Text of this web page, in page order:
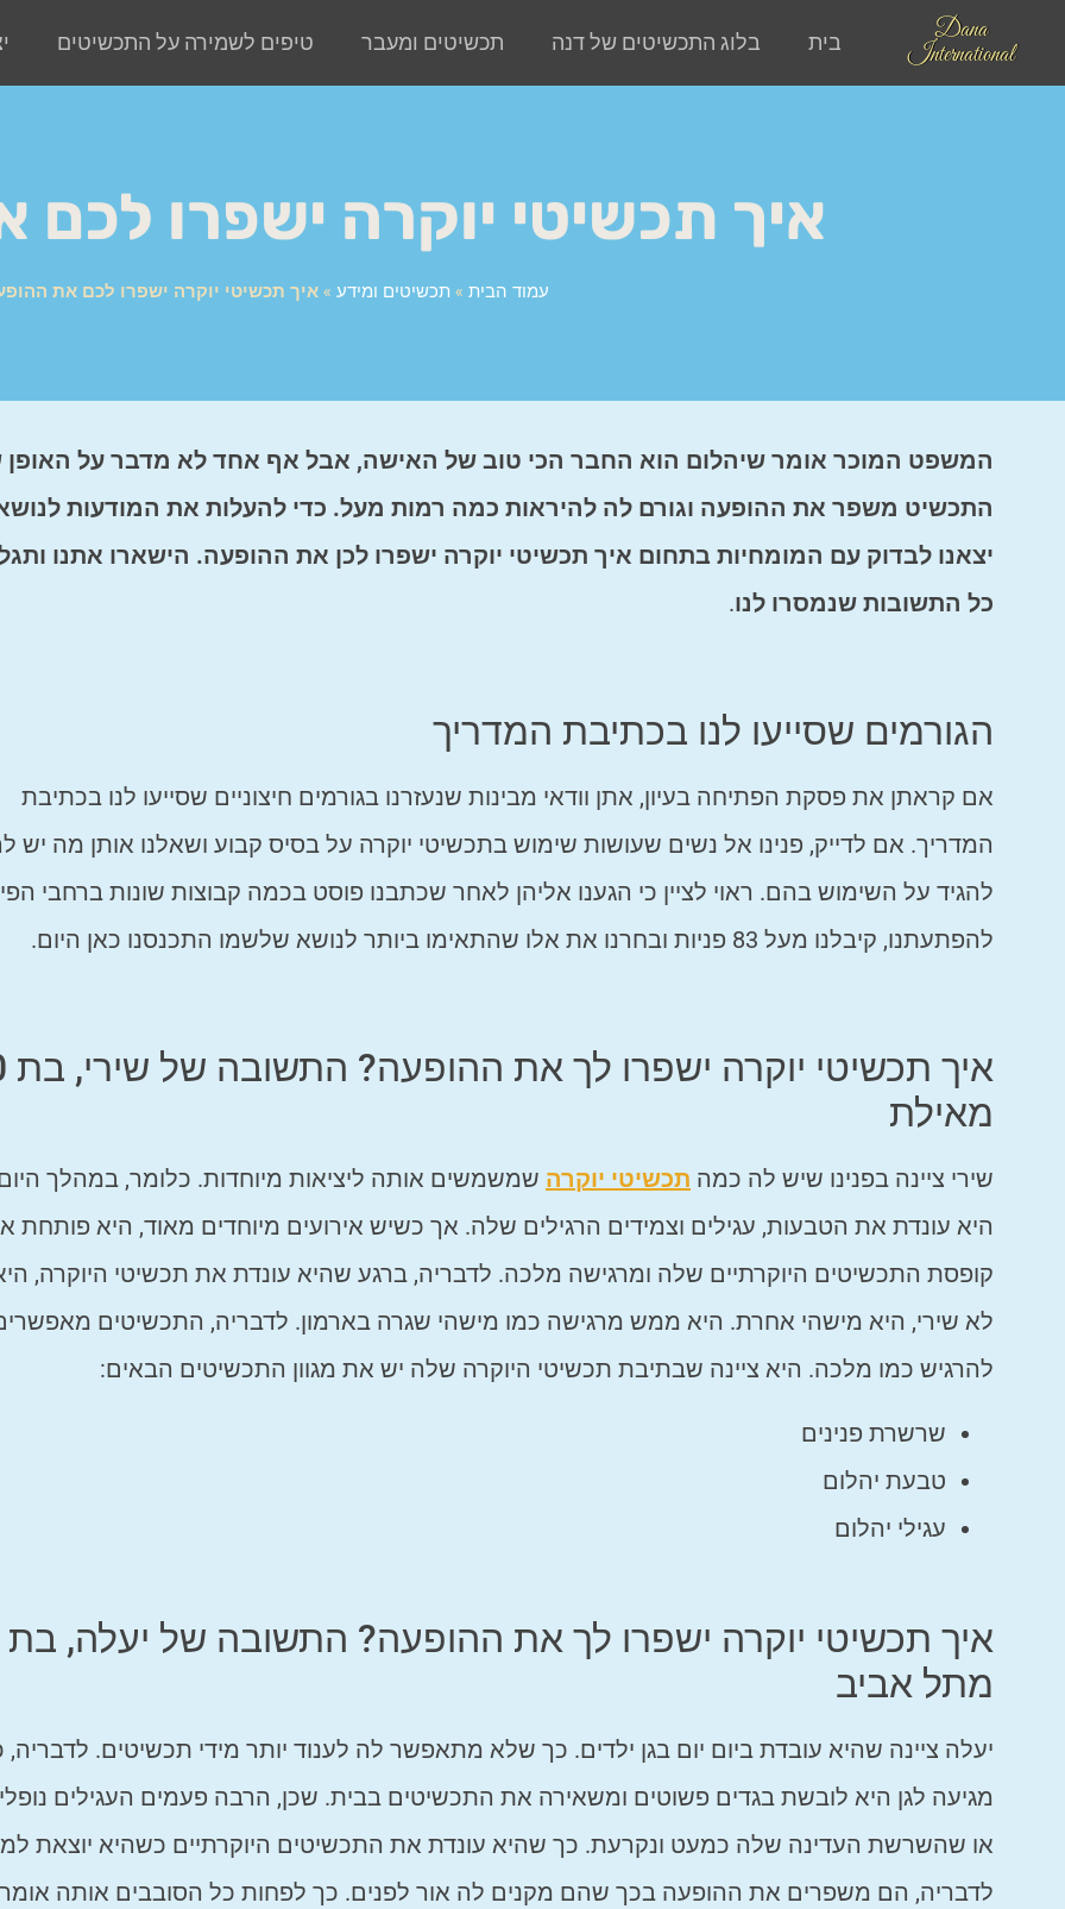
Dana
International
בית בלוג התכשיטים של דנה תכשיטים ומעבר טיפים לשמירה על התכשיטים
איך תכשיטי יוקרה ישפרו
עמוד הבית » תכשיטים ומידע »איך תכשיטי יוקרה ישפרו לכם את
המשפט המוכר אומר שיהלום הוא החבר הכי טוב של האישה, אבל אף אחד לא מדבר על האופן
התכשיט משפר את ההופעה וגורם לה להיראות כמה רמות מעל. כדי להעלות את המודעות
יצאנו לבדוק עם המומחיות בתחום איך תכשיטי יוקרה ישפרו לכן את ההופעה. הישארו אתנו
כל התשובות שנמסרו לנו.
הגורמים שסייעו לנו בכתיבת המדריך
אם קראתן את פסקת הפתיחה בעיון, אתן וודאי מבינות שנעזרנו בגורמים חיצוניים שסייעו לנו בכתיבת
המדריך. אם לדייק, פנינו אל נשים שעושות שימוש בתכשיטי יוקרה על בסיס קבוע ושאלנו אותן מה יש
להגיד על השימוש בהם. ראוי לציין כי הגענו אליהן לאחר שכתבנו פוסט בכמה קבוצות שונות ברחבי
להפתעתנו, קיבלנו מעל 83 פניות ובחרנו את אלו שהתאימו ביותר לנושא שלשמו התכנסנו כאן היום.
איך
מאילת
שירי ציינה בפנינו שיש לה כמה תכשיטי יוקרה שמשמשים אותה ליציאות מיוחדות. כלומר, במהלך היום
היא עונדת את הטבעות, עגילים וצמידים הרגילים שלה. אך כשיש אירועים מיוחדים מאוד, היא פותחת
קופסת התכשיטים היוקרתיים שלה ומרגישה מלכה. לדבריה, ברגע שהיא עונדת את תכשיטי היוקרה,
לא שירי, היא מישהי אחרת. היא ממש מרגישה כמו מישהי שגרה בארמון. לדבריה, התכשיטים
להרגיש כמו מלכה. היא ציינה שבתיבת תכשיטי היוקרה שלה יש את מגוון התכשיטים הבאים:
שרשרת פנינים
טבעת יהלום
עגילי יהלום
מתל אביב
יעלה ציינה שהיא עובדת ביום יום בגן ילדים. כך שלא מתאפשר לה לענוד יותר מידי תכשיטים.
מגיעה לגן היא לובשת בגדים פשוטים ומשאירה את התכשיטים בבית. שכן, הרבה פעמים העגילים
או שהשרשת העדינה שלה כמעט ונקרעת. כך שהיא עונדת את התכשיטים היוקרתיים כשהיא יוצאת
לדבריה, הם משפרים את ההופעה בכך שהם מקנים לה אור לפנים. כך לפחות כל הסובבים אותה